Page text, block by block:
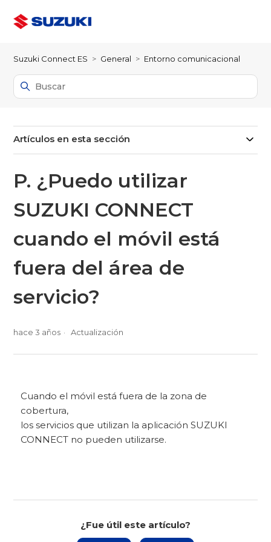
Suzuki Connect ES General Entorno comunicacional
Artículos en esta sección
P. ¿Puedo utilizar
SUZUKI CONNECT
cuando el móvil está
fuera del área de
servicio?
hace 3 años Actualización
Cuando el móvil está fuera de la zona de
cobertura,
los servicios que utilizan la aplicación SUZUKI
CONNECT no pueden utilizarse.
¿Fue útil este artículo?